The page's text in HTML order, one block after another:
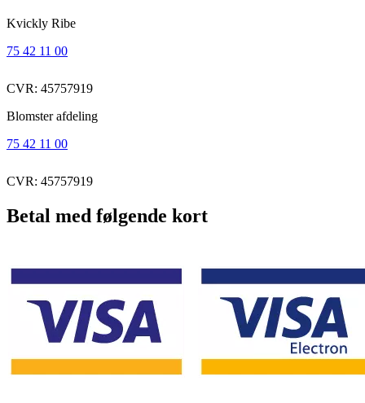
Kvickly Ribe
75 42 11 00
CVR: 45757919
Blomster afdeling
75 42 11 00
CVR: 45757919
Betal med følgende kort